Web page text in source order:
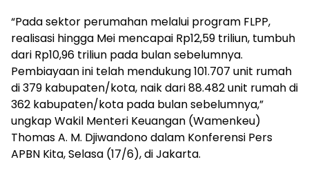
“Pada sektor perumahan melalui program FLPP,
realisasi hingga Mei mencapai Rp12,59 triliun, tumbuh
dari Rp10,96 triliun pada bulan sebelumnya.
Pembiayaan ini telah mendukung 101.707 unit rumah
di 379 kabupaten/kota, naik dari 88.482 unit rumah di
362 kabupaten/kota pada bulan sebelumnya,”
ungkap Wakil Menteri Keuangan (Wamenkeu)
Thomas A. M. Djiwandono dalam Konferensi Pers
APBN Kita, Selasa (17/6), di Jakarta.